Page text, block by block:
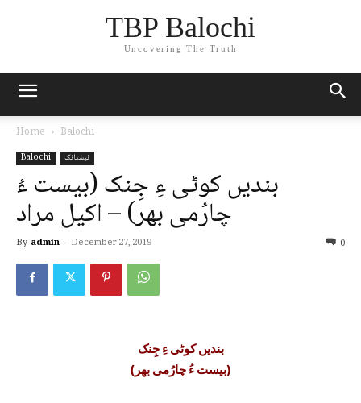
TBP Balochi
Uncovering The Truth
Home Balochi
Balochi نبشتانک
بندیں کوٹی ءِ جِنک (بیست ءُ
چارُمی بھر) – اکیل مراد
By admin - December 27, 2019 0
بندیں کوٹی ءِ جِنک
(بیست ءُ چارُمی بھر)